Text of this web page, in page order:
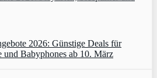
2026: Günstige Deals für
und Babyphones ab 10. März